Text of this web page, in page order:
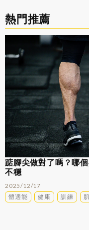
熱門推薦
踮腳尖做對了嗎？哪
不穩
2025/12/17
體適能
健康 訓練